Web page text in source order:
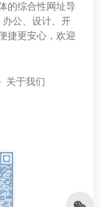
的综合性网址导
公、设计、开
捷更安心，欢迎
关于我们